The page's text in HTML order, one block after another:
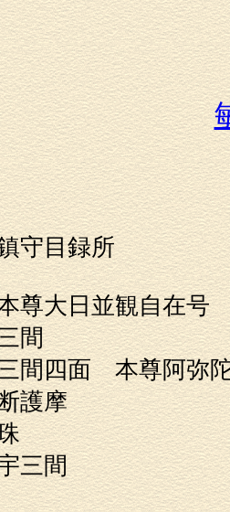
守目録所
尊大日並観
宇三間
間四面 本尊阿
断護摩 千
尊文
一宇三
宇